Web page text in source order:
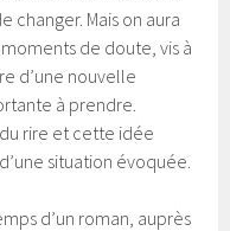
changer. Mais on aura
de doute, vis à
d’une nouvelle
à prendre.
rire et cette idée
situation évoquée.
d’un roman, auprès